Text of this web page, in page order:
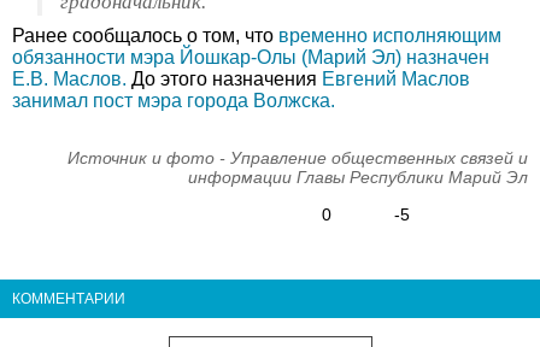
Ранее сообщалось о том, что временно исполняющим
обязанности мэра Йошкар-Олы (Марий Эл) назначен
Е.В. Маслов. До этого назначения Евгений Маслов
занимал пост мэра города Волжска.
Источник и фото - Управление общественных связей и
информации Главы Республики Марий Эл
0
-5
КОММЕНТАРИИ